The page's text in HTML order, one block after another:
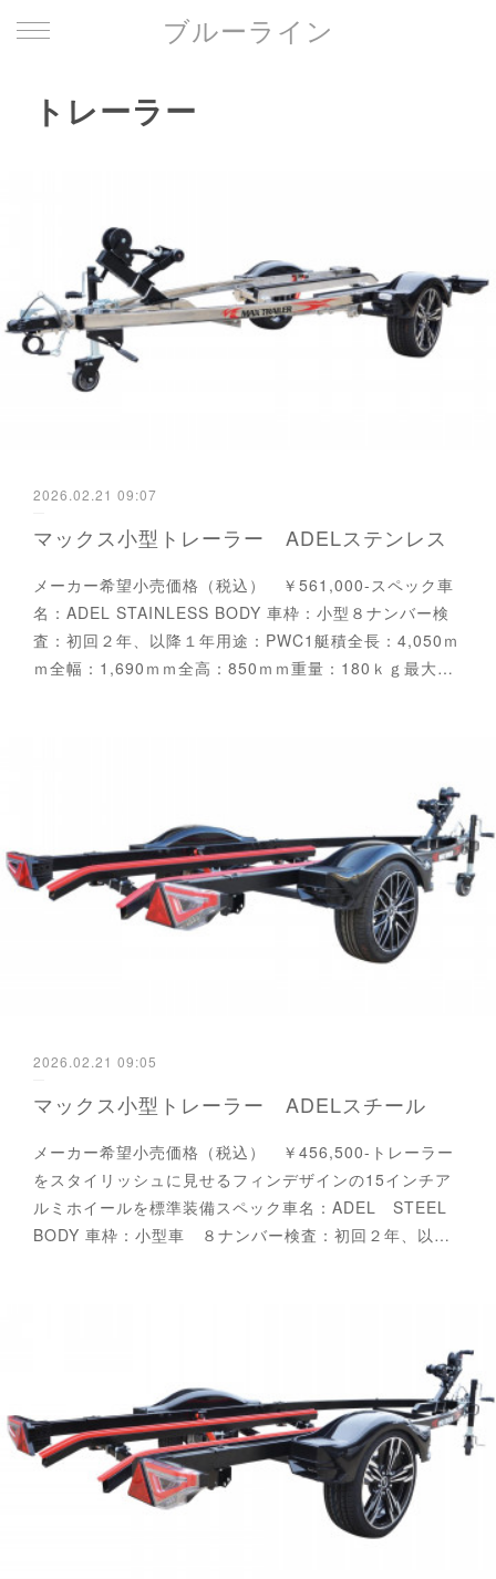
ブルーライン
トレーラー
2026.02.21 09:07
マックス小型トレーラー ADELステンレス
メーカー希望小売価格（税込） ￥561,000-スペック車
名：ADEL STAINLESS BODY 車枠：小型８ナンバー検
査：初回２年、以降１年用途：PWC1艇積全長：4,050ｍ
ｍ全幅：1,690ｍｍ全高：850ｍｍ重量：180ｋｇ最大…
2026.02.21 09:05
マックス小型トレーラー ADELスチール
メーカー希望小売価格（税込） ￥456,500-トレーラー
をスタイリッシュに見せるフィンデザインの15インチア
ルミホイールを標準装備スペック車名：ADEL STEEL
BODY 車枠：小型車 ８ナンバー検査：初回２年、以…